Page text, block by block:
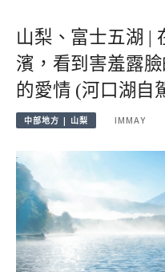
山梨、富士五湖 |
濱，看到害羞露
的愛情 (河口湖自
中部地方 | 山梨 IMMAY